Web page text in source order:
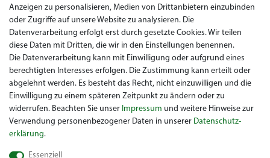
Impressum
Widerrufsrecht
Garantie / Gewährleistung
Sie suchen ein gebrauchtes Golf Car? Maiers Golfcarts ist Ihr
Anzeigen zu personalisieren, Medien von Drittanbietern einzubinden
oder Zugriffe auf unsere Website zu analysieren. Die
Datenverarbeitung erfolgt erst durch gesetzte Cookies. Wir teilen
diese Daten mit Dritten, die wir in den Einstellungen benennen.
Die Datenverarbeitung kann mit Einwilligung oder aufgrund eines
berechtigten Interesses erfolgen. Die Zustimmung kann erteilt oder
abgelehnt werden. Es besteht das Recht, nicht einzuwilligen und die
Einwilligung zu einem späteren Zeitpunkt zu ändern oder zu
widerrufen. Beachten Sie unser Impressum und weitere Hinweise zur
Verwendung personenbezogener Daten in unserer Daten­schutz­
erklärung.
Essenziell